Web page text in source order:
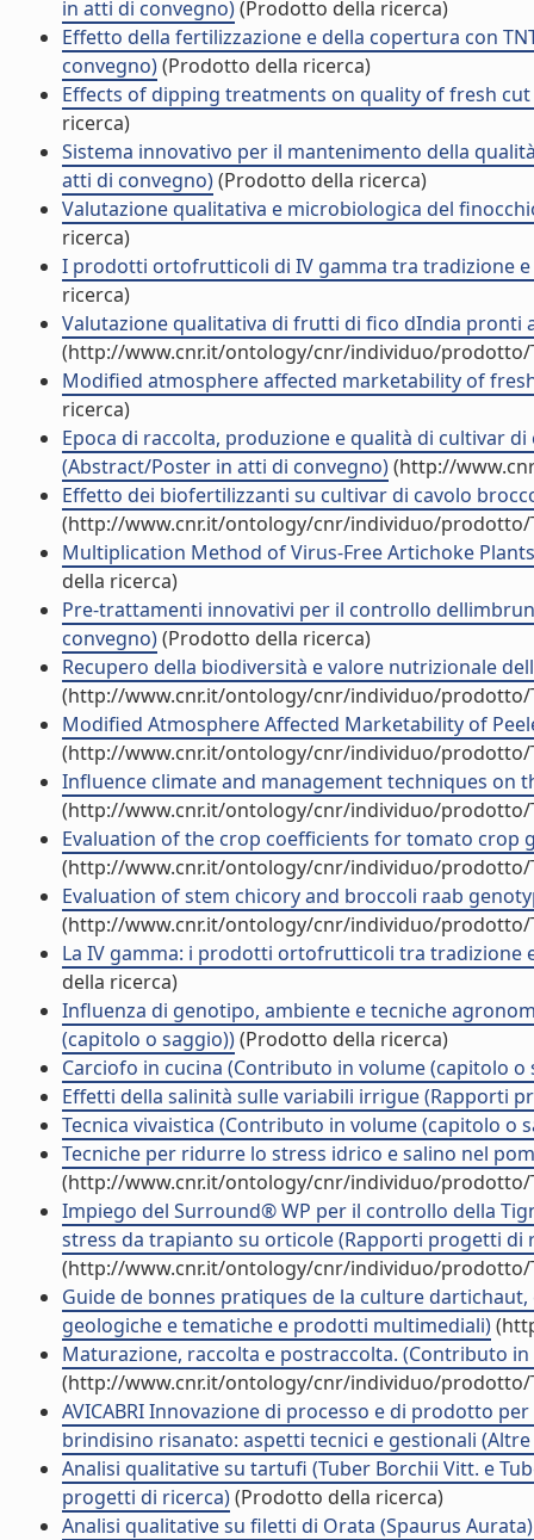
in atti di convegno)(Prodotto della ricerca)
Effetto della fertilizzazione e della copertura con
convegno)(Prodotto della ricerca)
Effects of dipping treatments on quality of fresh
ricerca)
Sistema innovativo per il mantenimento della
atti di convegno)(Prodotto della ricerca)
Valutazione qualitativa e microbiologica del
ricerca)
I prodotti ortofrutticoli di IV gamma tra tradizione
ricerca)
Valutazione qualitativa di frutti di fico dIndia pronti
(http://www.cnr.it/ontology/cnr/individuo/prodotto/
Modified atmosphere affected marketability of
ricerca)
Epoca di raccolta, produzione e qualità di cultivar
(Abstract/Poster in atti di convegno)(http://
Effetto dei biofertilizzanti su cultivar di cavolo
(http://www.cnr.it/ontology/cnr/individuo/prodotto/
Multiplication Method of Virus-Free Artichoke
della ricerca)
Pre-trattamenti innovativi per il controllo
convegno)(Prodotto della ricerca)
Recupero della biodiversità e valore nutrizionale
(http://www.cnr.it/ontology/cnr/individuo/prodotto/
Modified Atmosphere Affected Marketability of
(http://www.cnr.it/ontology/cnr/individuo/prodotto/
Influence climate and management techniques on
(http://www.cnr.it/ontology/cnr/individuo/prodotto/
Evaluation of the crop coefficients for tomato crop
(http://www.cnr.it/ontology/cnr/individuo/prodotto/
Evaluation of stem chicory and broccoli raab
(http://www.cnr.it/ontology/cnr/individuo/prodotto/
La IV gamma: i prodotti ortofrutticoli tra tradizione
della ricerca)
Influenza di genotipo, ambiente e tecniche
(capitolo o saggio))(Prodotto della ricerca)
Carciofo in cucina (Contributo in volume (capitolo o
Effetti della salinità sulle variabili irrigue (Rapporti
Tecnica vivaistica (Contributo in volume (capitolo o
Tecniche per ridurre lo stress idrico e salino nel
(http://www.cnr.it/ontology/cnr/individuo/prodotto/
Impiego del Surround® WP per il controllo della
stress da trapianto su orticole (Rapporti progetti di
(http://www.cnr.it/ontology/cnr/individuo/prodotto/
Guide de bonnes pratiques de la culture
geologiche e tematiche e prodotti multimediali)
Maturazione, raccolta e postraccolta. (Contributo
(http://www.cnr.it/ontology/cnr/individuo/prodotto/
AVICABRI Innovazione di processo e di prodotto
brindisino risanato: aspetti tecnici e gestionali
Analisi qualitative su tartufi (Tuber Borchii Vitt. e
progetti di ricerca)(Prodotto della ricerca)
Analisi qualitative su filetti di Orata (Spaurus